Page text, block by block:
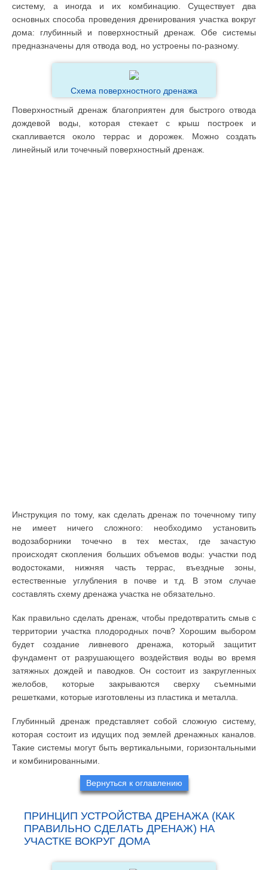
систему, а иногда и их комбинацию. Существует два
основных способа проведения дренирования участка вокруг
дома: глубинный и поверхностный дренаж. Обе системы
предназначены для отвода вод, но устроены по-разному.
Схема поверхностного дренажа
Поверхностный дренаж благоприятен для быстрого отвода
дождевой воды, которая стекает с крыш построек и
скапливается около террас и дорожек. Можно создать
линейный или точечный поверхностный дренаж.
Инструкция по тому, как сделать дренаж по точечному типу
не имеет ничего сложного: необходимо установить
водозаборники точечно в тех местах, где зачастую
происходят скопления больших объемов воды: участки под
водостоками, нижняя часть террас, въездные зоны,
естественные углубления в почве и т.д. В этом случае
составлять схему дренажа участка не обязательно.
Как правильно сделать дренаж, чтобы предотвратить смыв с
территории участка плодородных почв? Хорошим выбором
будет создание ливневого дренажа, который защитит
фундамент от разрушающего воздействия воды во время
затяжных дождей и паводков. Он состоит из закругленных
желобов, которые закрываются сверху съемными
решетками, которые изготовлены из пластика и металла.
Глубинный дренаж представляет собой сложную систему,
которая состоит из идущих под землей дренажных каналов.
Такие системы могут быть вертикальными, горизонтальными
и комбинированными.
Вернуться к оглавлению
ПРИНЦИП УСТРОЙСТВА ДРЕНАЖА (КАК
ПРАВИЛЬНО СДЕЛАТЬ ДРЕНАЖ) НА
УЧАСТКЕ ВОКРУГ ДОМА